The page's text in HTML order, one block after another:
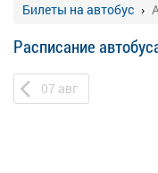
Билеты на автобус
Расписание
07 авг